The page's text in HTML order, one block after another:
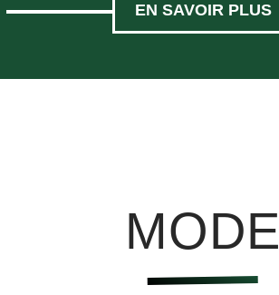
EN SAVOIR PLUS
MODE